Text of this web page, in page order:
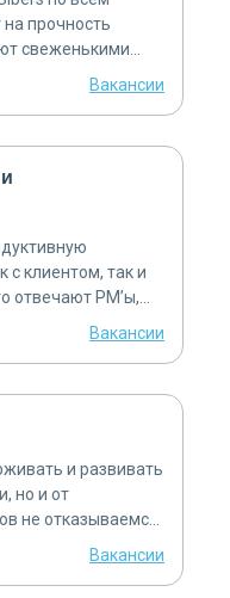
прочность
свеженькими
за
информации и
чутко следят
Вакансии
с клиентом, так и
отвечают PM’ы,
Актуальная
разработки
Вакансии
и развивать
но и от
не отказываемся.
широк
web-разработки,
Вакансии